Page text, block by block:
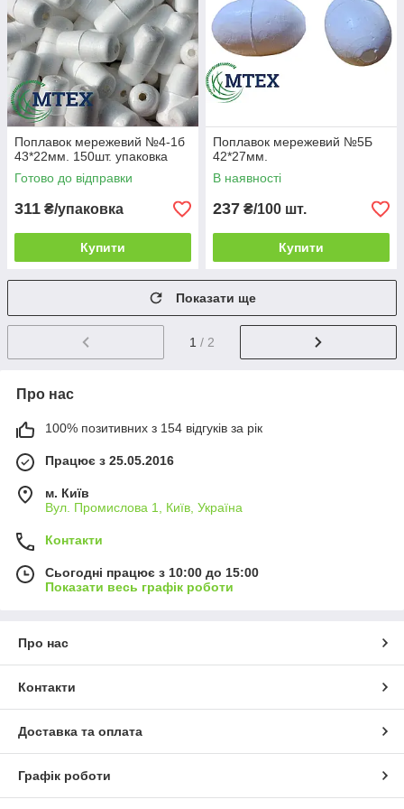
Поплавок мережевий №4-1б
43*22мм. 150шт. упаковка
Готово до відправки
311 ₴/упаковка
Купити
Поплавок мережевий №5Б
42*27мм.
В наявності
237 ₴/100 шт.
Купити
Показати ще
1 / 2
Про нас
100% позитивних з 154 відгуків за рік
Працює з 25.05.2016
м. Київ
Вул. Промислова 1, Київ, Україна
Контакти
Сьогодні працює з 10:00 до 15:00
Показати весь графік роботи
Про нас
Контакти
Доставка та оплата
Графік роботи